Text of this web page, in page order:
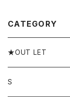
CATEGORY
★OUT LET
S